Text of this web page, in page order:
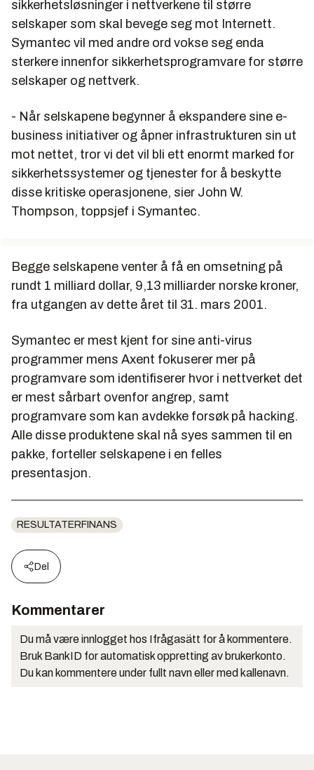
sikkerhetsløsninger i nettverkene til større
selskaper som skal bevege seg mot Internett.
Symantec vil med andre ord vokse seg enda
sterkere innenfor sikkerhetsprogramvare for større
selskaper og nettverk.
- Når selskapene begynner å ekspandere sine e-
business initiativer og åpner infrastrukturen sin ut
mot nettet, tror vi det vil bli ett enormt marked for
sikkerhetssystemer og tjenester for å beskytte
disse kritiske operasjonene, sier John W.
Thompson, toppsjef i Symantec.
Begge selskapene venter å få en omsetning på
rundt 1 milliard dollar, 9,13 milliarder norske kroner,
fra utgangen av dette året til 31. mars 2001.
Symantec er mest kjent for sine anti-virus
programmer mens Axent fokuserer mer på
programvare som identifiserer hvor i nettverket det
er mest sårbart ovenfor angrep, samt
programvare som kan avdekke forsøk på hacking.
Alle disse produktene skal nå syes sammen til en
pakke, forteller selskapene i en felles
presentasjon.
RESULTATERFINANS
Del
Kommentarer
Du må være innlogget hos Ifrågasätt for å kommentere.
Bruk BankID for automatisk oppretting av brukerkonto.
Du kan kommentere under fullt navn eller med kallenavn.